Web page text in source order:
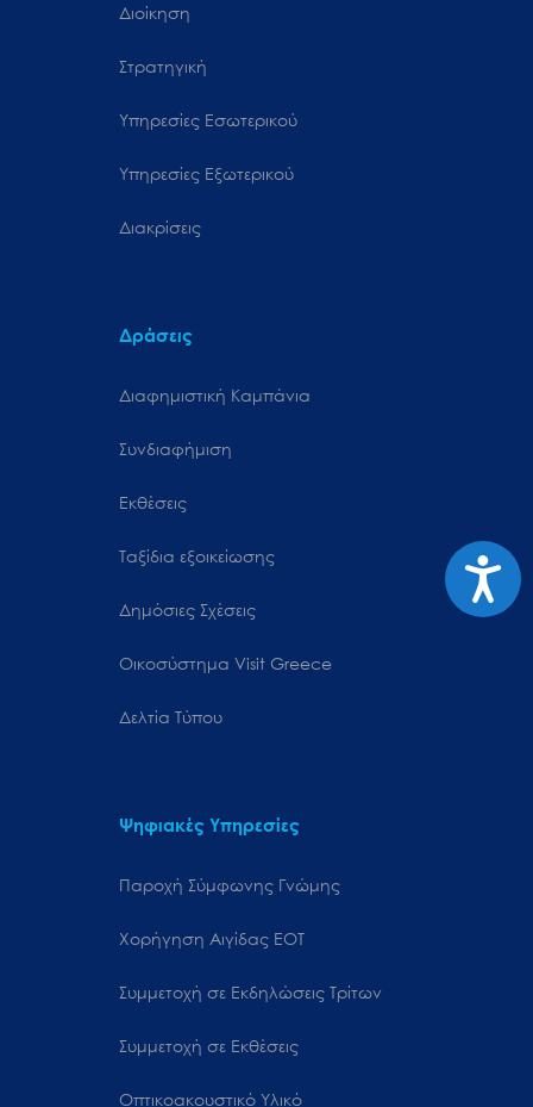
Διοίκηση
Στρατηγική
Υπηρεσίες Εσωτερικού
Υπηρεσίες Εξωτερικού
Διακρίσεις
Δράσεις
Διαφημιστική Καμπάνια
Συνδιαφήμιση
Εκθέσεις
Ταξίδια εξοικείωσης
Δημόσιες Σχέσεις
Oικοσύστημα Visit Greece
Δελτία Τύπου
Ψηφιακές Υπηρεσίες
Παροχή Σύμφωνης Γνώμης
Χορήγηση Αιγίδας ΕΟΤ
Συμμετοχή σε Εκδηλώσεις Τρίτων
Συμμετοχή σε Εκθέσεις
Οπτικοακουστικό Υλικό